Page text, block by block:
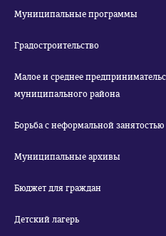
Муниципальные программы
Градостроительство
Малое и среднее
муниципального района
Борьба с неформальной занятостью
Муниципальные архивы
Бюджет для граждан
Детский лагерь